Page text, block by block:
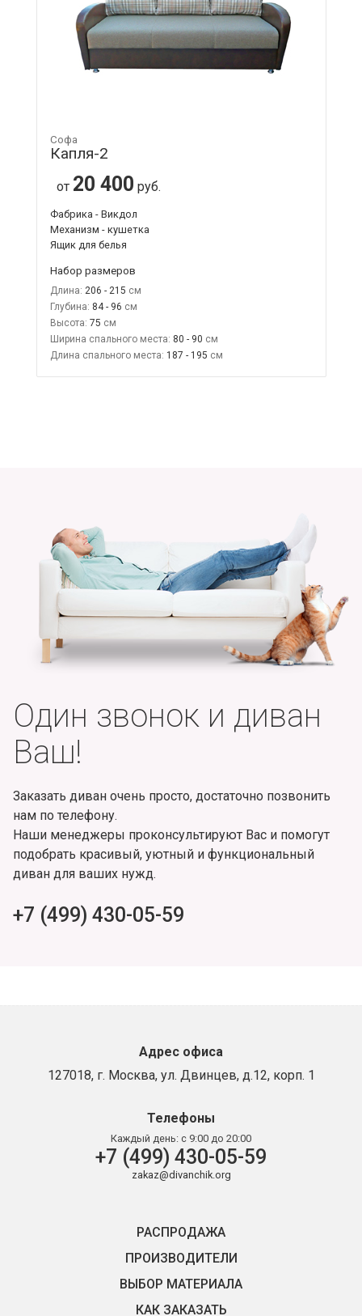
Софа
Капля-2
от 20 400 руб.
Фабрика - Викдол
Механизм - кушетка
Ящик для белья
Набор размеров
Длина: 206 - 215
Глубина: 84 - 96
Высота: 75
Ширина спального места: 80 - 90
Длина спального места: 187 - 195
Один звонок и диван
Ваш!
Заказать диван очень просто, достаточно позвонить
нам по телефону.
Наши менеджеры проконсультируют Вас и помогут
подобрать красивый, уютный и функциональный
диван для ваших нужд.
+7 (499) 430-05-59
Адрес офиса
127018, г. Москва, ул. Двинцев, д.12, корп. 1
Телефоны
Каждый день: с 9:00 до 20:00
+7 (499) 430-05-59
zakaz@divanchik.org
РАСПРОДАЖА
ПРОИЗВОДИТЕЛИ
ВЫБОР МАТЕРИАЛА
КАК ЗАКАЗАТЬ